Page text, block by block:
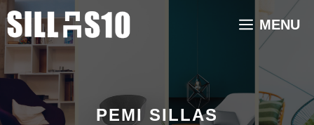
Saltar
al
contenido
MENU
PEMI SILLAS